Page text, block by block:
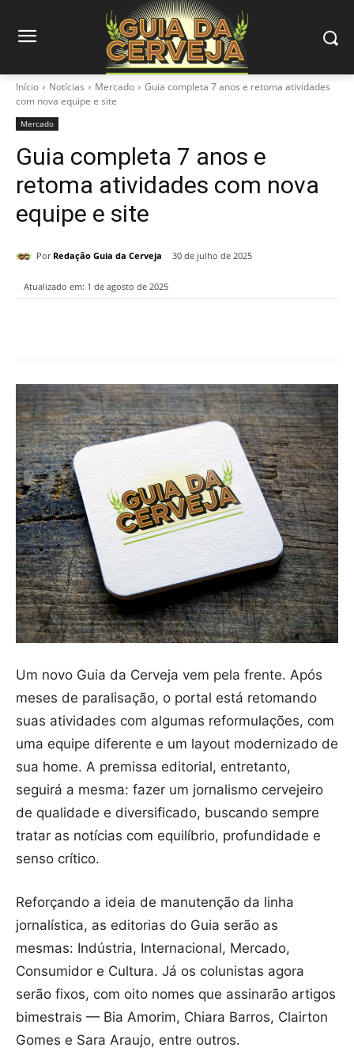
Início Notícias Mercado
Guia completa 7 anos e retoma atividades
com nova equipe e site
Mercado
Guia completa 7 anos e
retoma atividades com nova
equipe e site
Por Redação Guia da Cerveja 30 de julho de 2025
Atualizado em: 1 de agosto de 2025
Um novo Guia da Cerveja vem pela frente. Após
meses de paralisação, o portal está retomando
suas atividades com algumas reformulações, com
uma equipe diferente e um layout modernizado de
sua home. A premissa editorial, entretanto,
seguirá a mesma: fazer um jornalismo cervejeiro
de qualidade e diversificado, buscando sempre
tratar as notícias com equilíbrio, profundidade e
senso crítico.
Reforçando a ideia de manutenção da linha
jornalística, as editorias do Guia serão as
mesmas: Indústria, Internacional, Mercado,
Consumidor e Cultura. Já os colunistas agora
serão fixos, com oito nomes que assinarão artigos
bimestrais — Bia Amorim, Chiara Barros, Clairton
Gomes e Sara Araujo, entre outros.